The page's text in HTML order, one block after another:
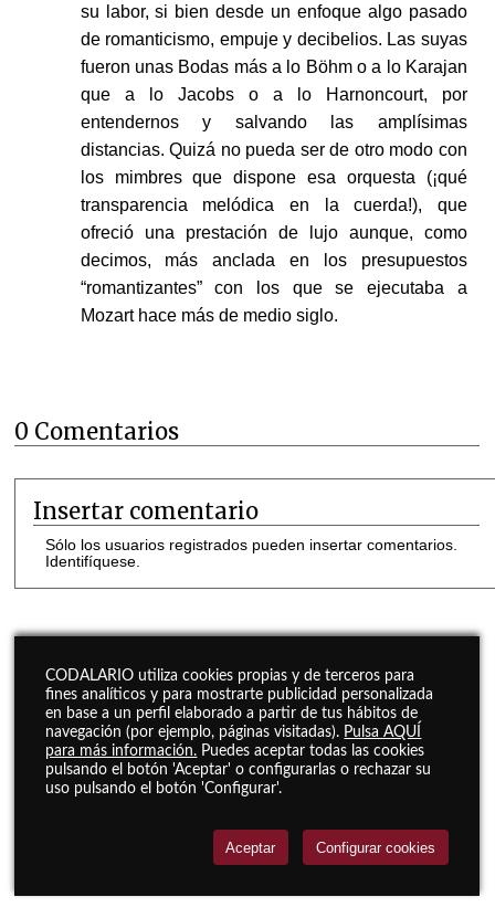
su labor, si bien desde un enfoque algo pasado
de romanticismo, empuje y decibelios. Las suyas
fueron unas Bodas más a lo Böhm o a lo Karajan
que a lo Jacobs o a lo Harnoncourt, por
entendernos y salvando las amplísimas
distancias. Quizá no pueda ser de otro modo con
los mimbres que dispone esa orquesta (¡qué
transparencia melódica en la cuerda!), que
ofreció una prestación de lujo aunque, como
decimos, más anclada en los presupuestos
“romantizantes” con los que se ejecutaba a
Mozart hace más de medio siglo.
0 Comentarios
Insertar comentario
Sólo los usuarios registrados pueden insertar comentarios.
Identifíquese.
CODALARIO utiliza cookies propias y de terceros para
fines analíticos y para mostrarte publicidad personalizada
en base a un perfil elaborado a partir de tus hábitos de
navegación (por ejemplo, páginas visitadas). Pulsa AQUÍ
para más información. Puedes aceptar todas las cookies
pulsando el botón 'Aceptar' o configurarlas o rechazar su
uso pulsando el botón 'Configurar'.
Aceptar Configurar cookies